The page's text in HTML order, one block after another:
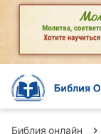
Библия онлайн